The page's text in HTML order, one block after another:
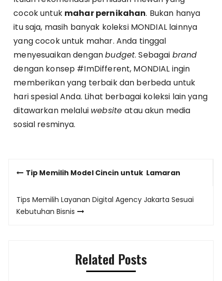
cocok untuk mahar pernikahan. Bukan hanya
itu saja, masih banyak koleksi MONDIAL lainnya
yang cocok untuk mahar. Anda tinggal
menyesuaikan denganbudget. Sebagai brand
dengan konsep #ImDifferent, MONDIAL ingin
memberikan yang terbaik dan berbeda untuk
hari spesial Anda. Lihat berbagai koleksi lain yang
ditawarkan melalui websiteatau akun media
sosial resminya.
PostTip Memilih Model Cincin untuk Lamaran
Tips Memilih Layanan Digital Agency Jakarta Sesuai
Kebutuhan Bisnis
Related Posts